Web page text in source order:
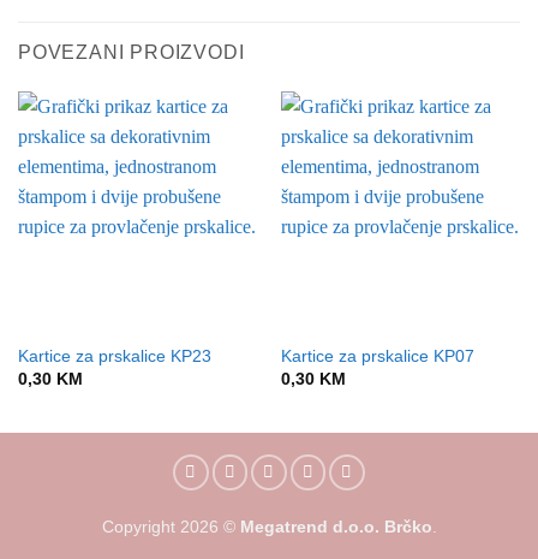
POVEZANI PROIZVODI
Kartice za prskalice KP23
0,30 KM
Kartice za prskalice KP07
0,30 KM
Copyright 2026 © Megatrend d.o.o. Brčko